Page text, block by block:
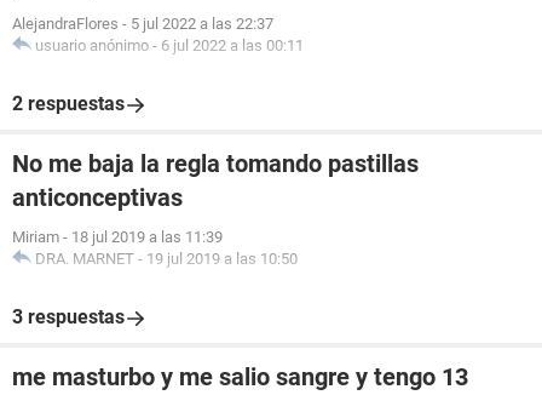
AlejandraFlores - 5 jul 2022 a las 22:37
usuario anónimo - 6 jul 2022 a las 00:11
2 respuestas
No me baja la regla tomando pastillas
anticonceptivas
Miriam - 18 jul 2019 a las 11:39
DRA. MARNET - 19 jul 2019 a las 10:50
3 respuestas
me masturbo y me salio sangre y tengo 13